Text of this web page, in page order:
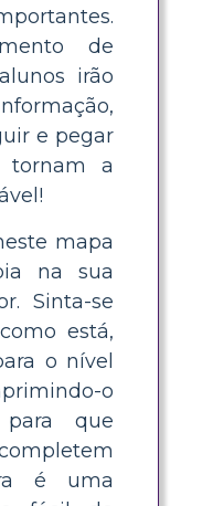
de
irão
e pegar
tornam a
mapa
na sua
Sinta-se
está,
o nível
o
que
é uma